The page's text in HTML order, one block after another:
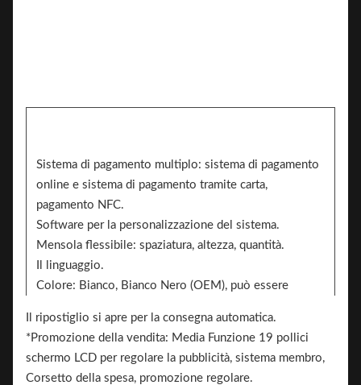
Sistema di pagamento multiplo: sistema di pagamento
online e sistema di pagamento tramite carta,
pagamento NFC.
Software per la personalizzazione del sistema.
Mensola flessibile: spaziatura, altezza, quantità.
Il linguaggio.
Colore: Bianco, Bianco Nero (OEM), può essere
2 lati possono aggiungere l'adesivo per il branding
Il ripostiglio si apre per la consegna automatica.
*Promozione della vendita: Media Funzione 19 pollici
schermo LCD per regolare la pubblicità, sistema membro,
Corsetto della spesa, promozione regolare.